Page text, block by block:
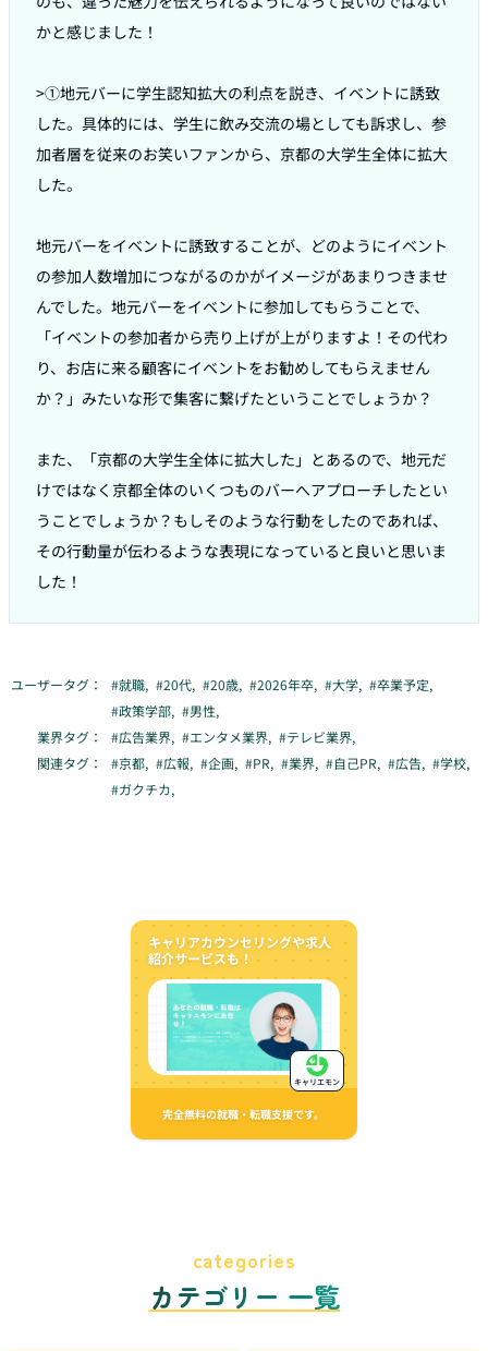
かと感じました！
>①地元バーに学生認知拡大の利点を説き、イベントに誘致
した。具体的には、学生に飲み交流の場としても訴求し、参
加者層を従来のお笑いファンから、京都の大学生全体に拡大
した。
地元バーをイベントに誘致することが、どのようにイベント
の参加人数増加につながるのかがイメージがあまりつきませ
んでした。地元バーをイベントに参加してもらうことで、
「イベントの参加者から売り上げが上がりますよ！その代わ
り、お店に来る顧客にイベントをお勧めしてもらえません
か？」みたいな形で集客に繋げたということでしょうか？
また、「京都の大学生全体に拡大した」とあるので、地元だ
けではなく京都全体のいくつものバーへアプローチしたとい
うことでしょうか？もしそのような行動をしたのであれば、
その行動量が伝わるような表現になっていると良いと思いま
ユーザータグ： #就職, #20代, #20歳, #2026年卒, #大学, #卒業予定,
#政策学部, #男性,
業界タグ：
#広告業界, #エンタメ業界, #テレビ業界,
関連タグ：
#京都, #広報, #企画, #PR, #業界, #自己PR, #広告, #学校,
#ガクチカ,
キャリアカウンセリングや求人
紹介サービスも！
完全無料の就職・転職支援です。
キャリエモン
categories
カテゴリー 一覧